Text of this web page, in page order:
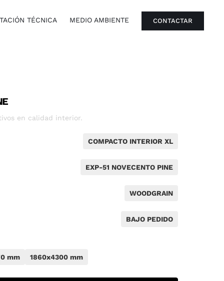
TÉCNICA MEDIO AMBIENTE CONTACTAR
en calidad interior.
COMPACTO INTERIOR XL
EXP-51 NOVECENTO PINE
WOODGRAIN
BAJO PEDIDO
mm 1860x4300 mm